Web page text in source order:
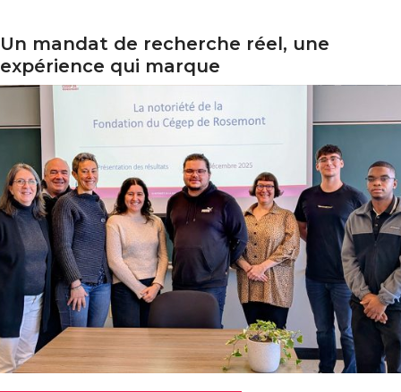
Un mandat de recherche réel, une
expérience qui marque
mandat de recherche réel, une expérience qui